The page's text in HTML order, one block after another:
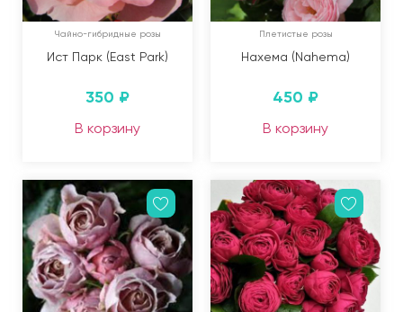
Чайно-гибридные розы
Ист Парк (East Park)
350 ₽
В корзину
Плетистые розы
Нахема (Nahema)
450 ₽
В корзину